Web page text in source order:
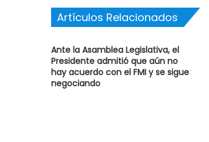
Artículos Relacionados
Ante la Asamblea Legislativa, el
Presidente admitió que aún no
hay acuerdo con el FMI y se sigue
negociando